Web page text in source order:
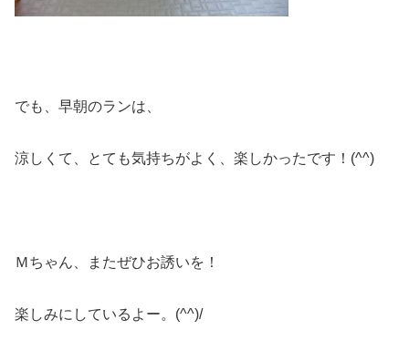
でも、早朝のランは、
涼しくて、とても気持ちがよく、楽しかったです！(^^)
Ｍちゃん、またぜひお誘いを！
楽しみにしているよー。(^^)/